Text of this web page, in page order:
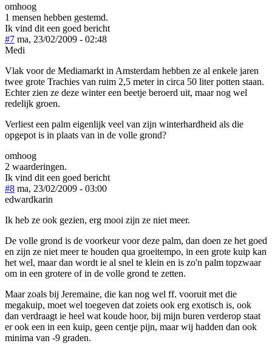
omhoog
1 mensen hebben gestemd.
Ik vind dit een goed bericht
#7 ma, 23/02/2009 - 02:48
Medi
Vlak voor de Mediamarkt in Amsterdam hebben ze al enkele jaren
twee grote Trachies van ruim 2,5 meter in circa 50 liter potten staan.
Echter zien ze deze winter een beetje beroerd uit, maar nog wel
redelijk groen.
Verliest een palm eigenlijk veel van zijn winterhardheid als die
opgepot is in plaats van in de volle grond?
omhoog
2 waarderingen.
Ik vind dit een goed bericht
#8 ma, 23/02/2009 - 03:00
edwardkarin
Ik heb ze ook gezien, erg mooi zijn ze niet meer.
De volle grond is de voorkeur voor deze palm, dan doen ze het goed
en zijn ze niet meer te houden qua groeitempo, in een grote kuip kan
het wel, maar dan wordt ie al snel te klein en is zo'n palm topzwaar
om in een grotere of in de volle grond te zetten.
Maar zoals bij Jeremaine, die kan nog wel ff. vooruit met die
megakuip, moet wel toegeven dat zoiets ook erg exotisch is, ook
dan verdraagt ie heel wat koude hoor, bij mijn buren verderop staat
er ook een in een kuip, geen centje pijn, maar wij hadden dan ook
minima van -9 graden.